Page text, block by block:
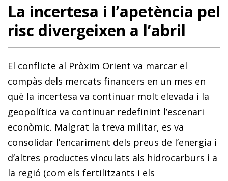
La incertesa i l’apetència pel
risc divergeixen a l’abril
El conflicte al Pròxim Orient va marcar el
compàs dels mercats financers en un mes en
què la incertesa va continuar molt elevada i la
geopolítica va continuar redefinint l’escenari
econòmic. Malgrat la treva militar, es va
consolidar l’encariment dels preus de l’energia i
d’altres productes vinculats als hidrocarburs i a
la regió (com els fertilitzants i els